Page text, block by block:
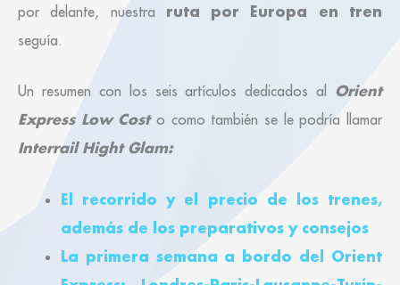
por delante, nuestra ruta por Europa en tren
seguía.
Un resumen con los seis artículos dedicados al Orient
Express Low Costo como también se le podría llamar
Interrail Hight Glam:
El recorrido y el precio de los trenes,
además de los preparativos y consejos
La primera semana a bordo del Orient